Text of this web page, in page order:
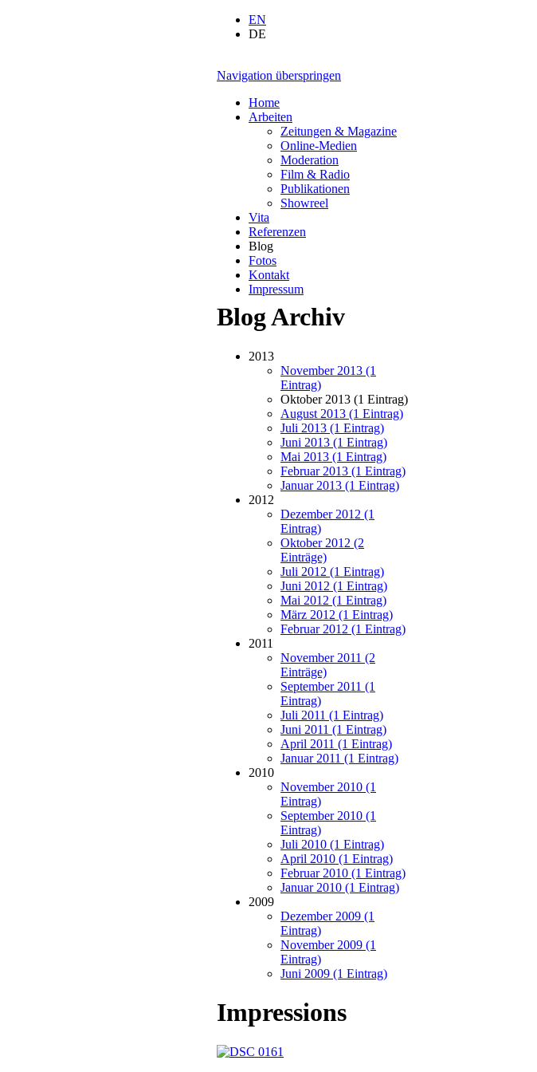
EN
DE
Navigation überspringen
Home
Arbeiten
Zeitungen & Magazine
Online-Medien
Moderation
Film & Radio
Publikationen
Showreel
Vita
Referenzen
Blog
Fotos
Kontakt
Impressum
Blog Archiv
2013
November 2013 (1
Eintrag)
Oktober 2013 (1 Eintrag)
August 2013 (1 Eintrag)
Juli 2013 (1 Eintrag)
Juni 2013 (1 Eintrag)
Mai 2013 (1 Eintrag)
Februar 2013 (1 Eintrag)
Januar 2013 (1 Eintrag)
2012
Dezember 2012 (1
Eintrag)
Oktober 2012 (2
Einträge)
Juli 2012 (1 Eintrag)
Juni 2012 (1 Eintrag)
Mai 2012 (1 Eintrag)
März 2012 (1 Eintrag)
Februar 2012 (1 Eintrag)
2011
November 2011 (2
Einträge)
September 2011 (1
Eintrag)
Juli 2011 (1 Eintrag)
Juni 2011 (1 Eintrag)
April 2011 (1 Eintrag)
Januar 2011 (1 Eintrag)
2010
November 2010 (1
Eintrag)
September 2010 (1
Eintrag)
Juli 2010 (1 Eintrag)
April 2010 (1 Eintrag)
Februar 2010 (1 Eintrag)
Januar 2010 (1 Eintrag)
2009
Dezember 2009 (1
Eintrag)
November 2009 (1
Eintrag)
Juni 2009 (1 Eintrag)
Impressions